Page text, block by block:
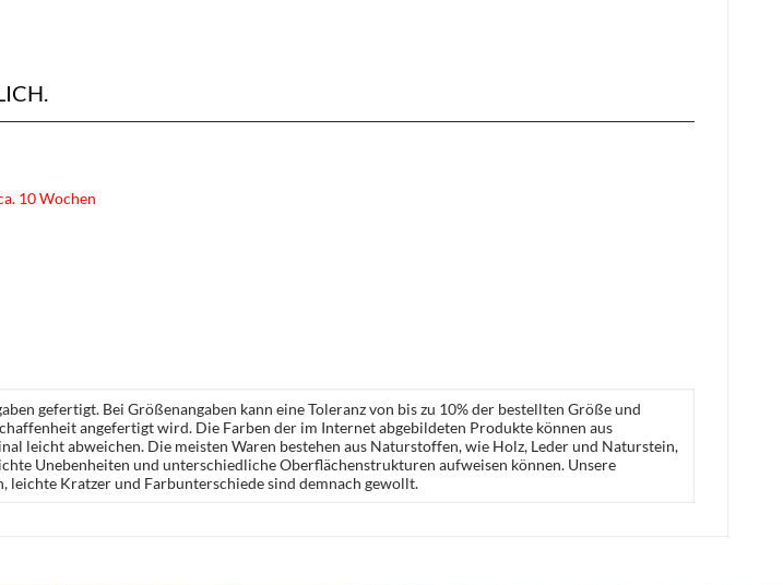
10 Wochen
gefertigt. Bei Größenangaben kann eine Toleranz von bis zu 10% der bestellten Größe und
angefertigt wird. Die Farben der im Internet abgebildeten Produkte können aus
leicht abweichen. Die meisten Waren bestehen aus Naturstoffen, wie Holz, Leder und Naturstein,
Unebenheiten und unterschiedliche Oberflächenstrukturen aufweisen können. Unsere
Kratzer und Farbunterschiede sind demnach gewollt.